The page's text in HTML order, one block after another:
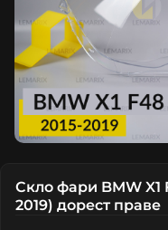
Скло фари BMW X1
2019) дорест праве